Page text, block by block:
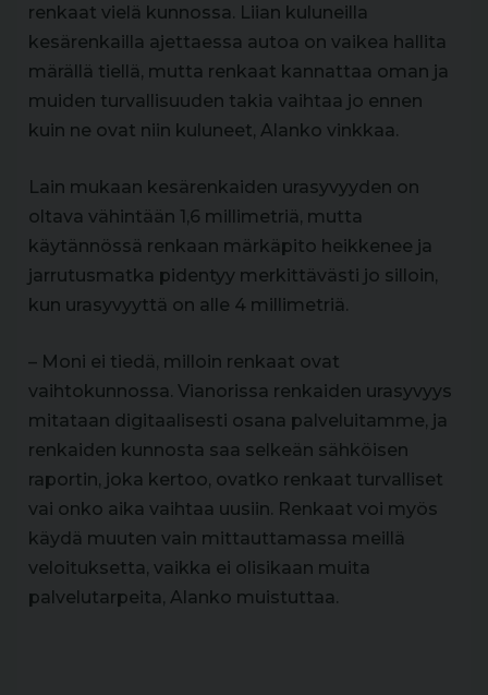
renkaat vielä kunnossa. Liian kuluneilla
kesärenkailla ajettaessa autoa on vaikea hallita
märällä tiellä, mutta renkaat kannattaa oman ja
muiden turvallisuuden takia vaihtaa jo ennen
kuin ne ovat niin kuluneet, Alanko vinkkaa.
Lain mukaan kesärenkaiden urasyvyyden on
oltava vähintään 1,6 millimetriä, mutta
käytännössä renkaan märkäpito heikkenee ja
jarrutusmatka pidentyy merkittävästi jo silloin,
kun urasyvyyttä on alle 4 millimetriä.
– Moni ei tiedä, milloin renkaat ovat
vaihtokunnossa. Vianorissa renkaiden urasyvyys
mitataan digitaalisesti osana palveluitamme, ja
renkaiden kunnosta saa selkeän sähköisen
raportin, joka kertoo, ovatko renkaat turvalliset
vai onko aika vaihtaa uusiin. Renkaat voi myös
käydä muuten vain mittauttamassa meillä
veloituksetta, vaikka ei olisikaan muita
palvelutarpeita, Alanko muistuttaa.